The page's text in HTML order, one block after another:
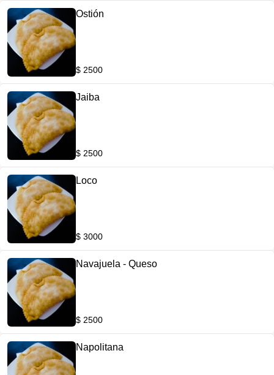
Ostión
$ 2500
Jaiba
$ 2500
Loco
$ 3000
Navajuela - Queso
$ 2500
Napolitana